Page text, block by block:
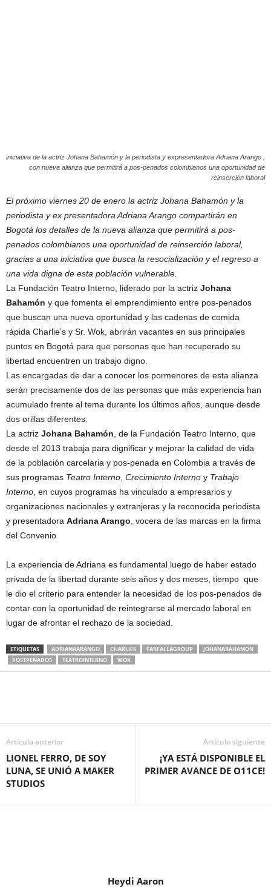
iniciativa de la actriz Johana Bahamón y la periodista y expresentadora Adriana Arango ,
con nueva alianza que permitirá a pos-penados colombianos una oportunidad de
reinserción laboral
El próximo viernes 20 de enero la actriz Johana Bahamón y la
periodista y ex presentadora Adriana Arango compartirán en
Bogotá los detalles de la nueva alianza que permitirá a pos-
penados colombianos una oportunidad de reinserción laboral,
gracias a una iniciativa que busca la resocialización y el regreso a
una vida digna de esta población vulnerable.
La Fundación Teatro Interno, liderado por la actriz Johana
Bahamón y que fomenta el emprendimiento entre pos-penados
que buscan una nueva oportunidad y las cadenas de comida
rápida Charlie’s y Sr. Wok, abrirán vacantes en sus principales
puntos en Bogotá para que personas que han recuperado su
libertad encuentren un trabajo digno.
Las encargadas de dar a conocer los pormenores de esta alianza
serán precisamente dos de las personas que más experiencia han
acumulado frente al tema durante los últimos años, aunque desde
dos orillas diferentes:
La actriz Johana Bahamón , de la Fundación Teatro Interno, que
desde el 2013 trabaja para dignificar y mejorar la calidad de vida
de la población carcelaria y pos-penada en Colombia a través de
sus programas Teatro Interno Crecimiento Interno y Trabajo
Interno , en cuyos programas ha vinculado a empresarios y
organizaciones nacionales y extranjeras y la reconocida periodista
y presentadora Adriana Arango , vocera de las marcas en la firma
del Convenio.
La experiencia de Adriana es fundamental luego de haber estado
privada de la libertad durante seis años y dos meses, tiempo que
le dio el criterio para entender la necesidad de los pos-penados de
contar con la oportunidad de reintegrarse al mercado laboral en
lugar de afrontar el rechazo de la sociedad.
ETIQUETAS ADRIANAARANGO CHARLIES FARFALLAGROUP
JOHANABAHAMON
POSTPENADOS
TEATROINTERNO WOK
Artículo anterior
LIONEL FERRO, DE SOY
LUNA, SE UNIÓ A MAKER
STUDIOS
Artículo siguiente
¡YA ESTÁ DISPONIBLE EL
PRIMER AVANCE DE O11CE!
Heydi Aaron